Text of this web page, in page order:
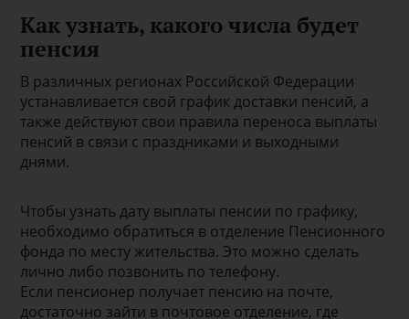
Как узнать, какого числа будет
пенсия
В различных регионах Российской Федерации
устанавливается свой график доставки пенсий, а
также действуют свои правила переноса выплаты
пенсий в связи с праздниками и выходными
днями.
Чтобы узнать дату выплаты пенсии по графику,
необходимо обратиться в отделение Пенсионного
фонда по месту жительства. Это можно сделать
лично либо позвонить по телефону.
Если пенсионер получает пенсию на почте,
достаточно зайти в почтовое отделение, где